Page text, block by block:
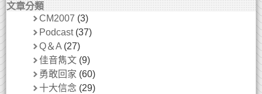
文章分類
CM2007 (3)
Podcast(37)
Q＆A (27)
佳音雋文 (9)
勇敢回家 (60)
十大信念 (29)